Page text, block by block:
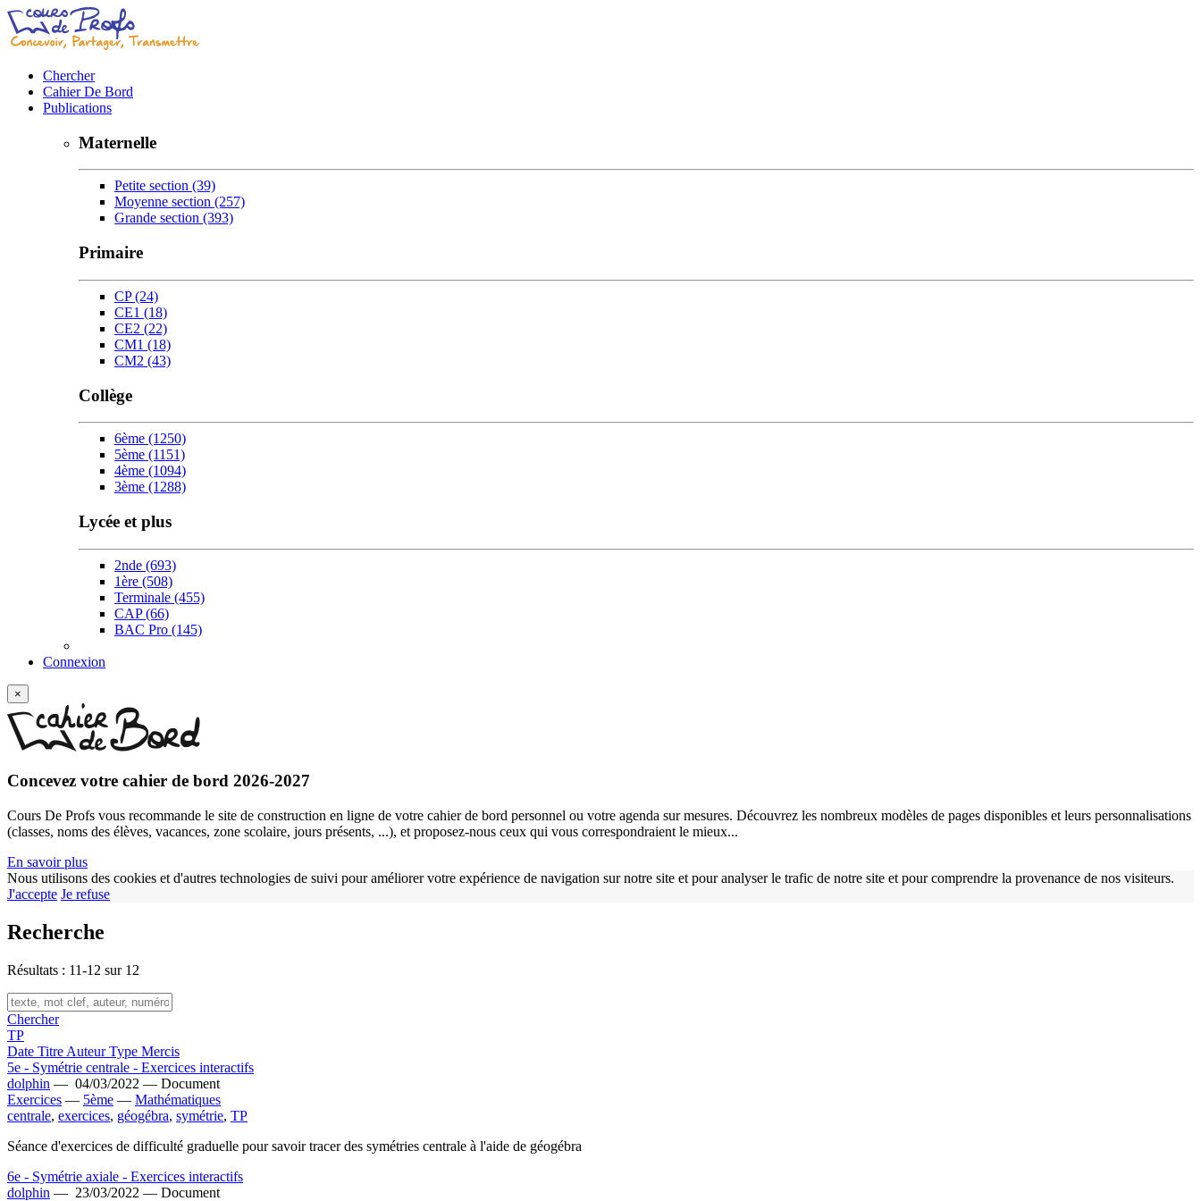
Chercher
Cahier De Bord
Publications
Maternelle
Petite section (39)
Moyenne section (257)
Grande section (393)
Primaire
CP(24)
CE1 (18)
CE2 (22)
CM1 (18)
CM2 (43)
Collège
6ème (1250)
5ème (1151)
4ème (1094)
3ème (1288)
Lycée et plus
2nde (693)
1ère (508)
Terminale (455)
CAP(66)
BAC Pro (145)
Connexion
×
Concevez votre cahier de bord 2026-2027
Cours De Profs vous recommande le site de construction en ligne de votre cahier de bord personnel ou votre agenda sur mesures. Découvrez les nombreux modèles de pages disponibles et leurs personnalisations
(classes, noms des élèves, vacances, zone scolaire, jours présents, ...), et proposez-nous ceux qui vous correspondraient le mieux...
En savoir plus
Nous utilisons des cookies et d'autres technologies de suivi pour améliorer votre expérience de navigation sur notre site et pour analyser le trafic de notre site et pour comprendre la provenance de nos visiteurs.
J'accepte Je refuse
Recherche
Résultats : 11-12 sur 12
Chercher
TP
Date Titre AuteurType Mercis
5e - Symétrie centrale - Exercices interactifs
dolphin — 04/03/2022 — Document
Exercices — 5ème — Mathématiques
centrale, exercices, géogébra, symétrie, TP
Séance d'exercices de difficulté graduelle pour savoir tracer des symétries centrale à l'aide de géogébra
6e - Symétrie axiale - Exercices interactifs
dolphin — 23/03/2022 — Document